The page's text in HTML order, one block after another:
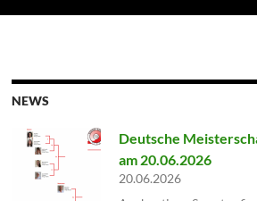
NEWS
Deutsche
am 20.06.2026
20.06.2026